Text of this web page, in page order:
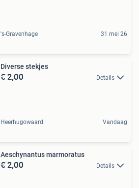
's-Gravenhage 31 mei 26
Diverse stekjes
€ 2,00 Details
Heerhugowaard Vandaag
Aeschynantus marmoratus
€ 2,00 Details